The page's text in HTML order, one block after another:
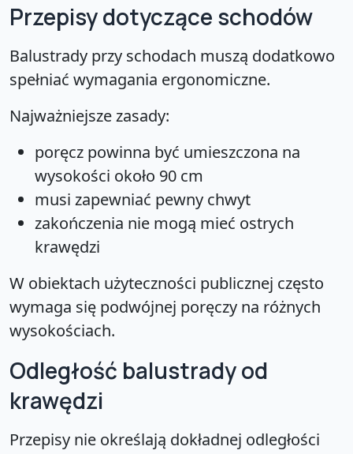
Przepisy dotyczące schodów
Balustrady przy schodach muszą dodatkowo
spełniać wymagania ergonomiczne.
Najważniejsze zasady:
poręcz powinna być umieszczona na
wysokości około 90 cm
musi zapewniać pewny chwyt
zakończenia nie mogą mieć ostrych
krawędzi
W obiektach użyteczności publicznej często
wymaga się podwójnej poręczy na różnych
wysokościach.
Odległość balustrady od
krawędzi
Przepisy nie określają dokładnej odległości